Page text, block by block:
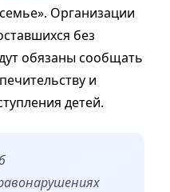
Организации
без
обязаны сообщать
и
детей.